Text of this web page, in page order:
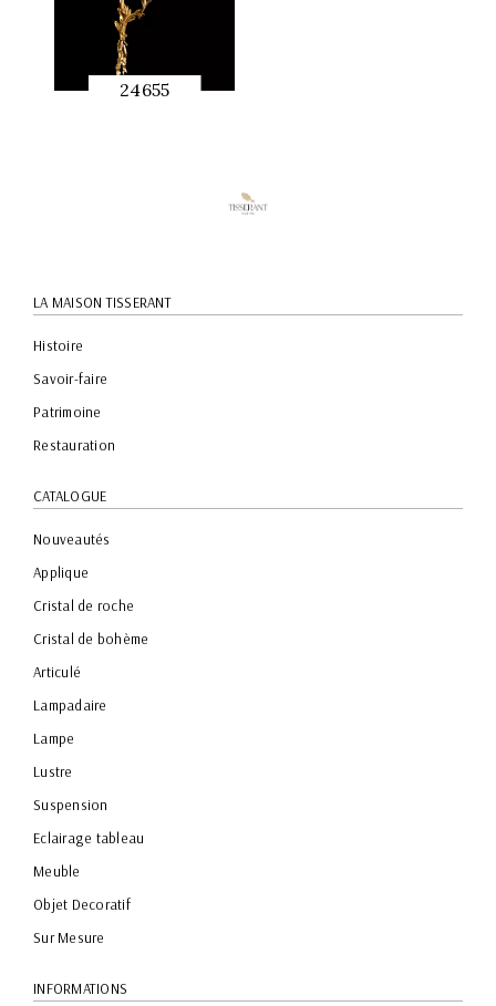
24655
LA MAISON TISSERANT
Histoire
Savoir-faire
Patrimoine
Restauration
CATALOGUE
Nouveautés
Applique
Cristal de roche
Cristal de bohème
Articulé
Lampadaire
Lampe
Lustre
Suspension
Eclairage tableau
Meuble
Objet Decoratif
Sur Mesure
INFORMATIONS